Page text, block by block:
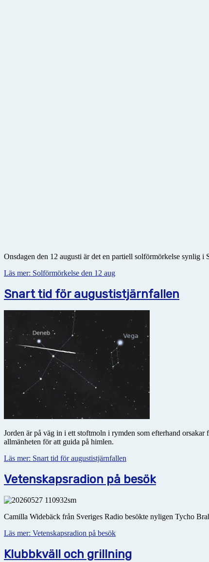
Onsdagen den 12 augusti är det en partiell solförmörkelse synlig
Läs mer: Solförmörkelse den 12 aug
Snart tid för augustistjärnfallen
Jorden är på väg in i ett stoftmoln i rymden som efterhand
allmänheten för att guida på himlen.
Läs mer: Snart tid för augustistjärnfallen
Vetenskapsradion på besök
Camilla Widebäck från Sveriges Radio besökte nyligen Tycho
Läs mer: Vetenskapsradion på besök
Klubbkväll och grillning